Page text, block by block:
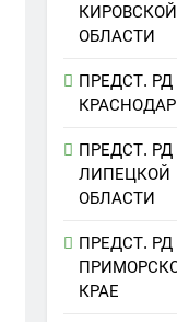
КИРОВСКОЙ
ОБЛАСТИ
ПРЕДСТ. РД
ПРЕДСТ. РД
ЛИПЕЦКОЙ
ОБЛАСТИ
ПРЕДСТ. РД
КРАЕ